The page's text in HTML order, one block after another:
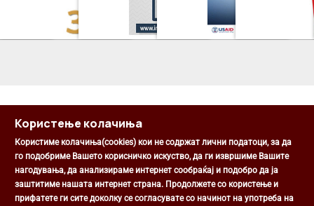
Општина Центар
Михаил Цоков бр. 1, Скопје
Користење колачиња
Користиме колачиња(cookies) кои не содржат лични податоци, за да
го подобриме Вашето корисничко искуство, да ги извршиме Вашите
нагодувања, да анализираме интернет сообраќај и подобро да ја
заштитиме нашата интернет страна. Продолжете со користење и
прифатете ги сите доколку се согласувате со начинот на употреба на